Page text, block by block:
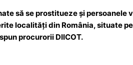
să se prostitueze și persoanele
localități din România, situate
procurorii DIICOT.